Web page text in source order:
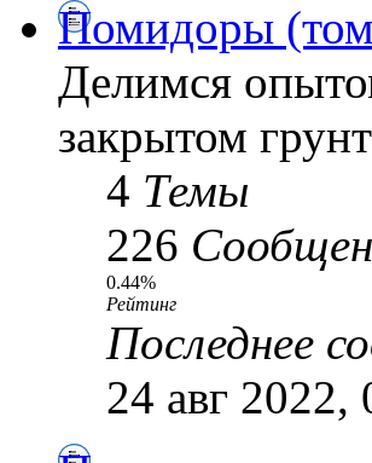
Помидоры
Делимся
закрытом
4 Темы
226
0.44%
Рейтинг
Последнее
24 авг 2022,